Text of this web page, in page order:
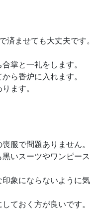
ませても大丈夫です。
掌と一礼をします。
ら香炉に入れます。
ます。
服で問題ありません。
いスーツやワンピース
象にならないように気
ておく方が良いです。